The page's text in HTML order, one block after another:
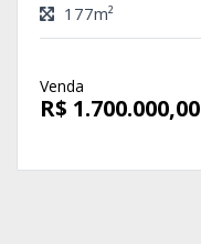
177m²
Venda
R$ 1.700.000,00